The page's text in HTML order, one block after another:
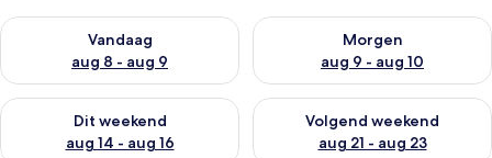
Vandaag
aug 8 - aug 9
De beschikbaarheid controleren voor vanavond aug 8 - aug 9
Morgen
aug 9 - aug 10
De beschikbaarheid
Dit weekend
aug 14 - aug 16
De beschikbaarheid controleren voor dit weekend aug 14 -
Volgend weekend
aug 21 - aug 23
De beschikbaarheid